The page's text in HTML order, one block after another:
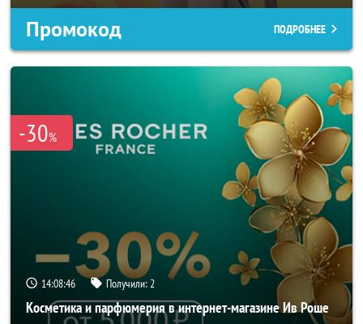
Промокод ПОДРОБНЕЕ
-30%
14:08:43 Получили:2
Косметика и парфюмерия в интернет-магазине Ив Роше